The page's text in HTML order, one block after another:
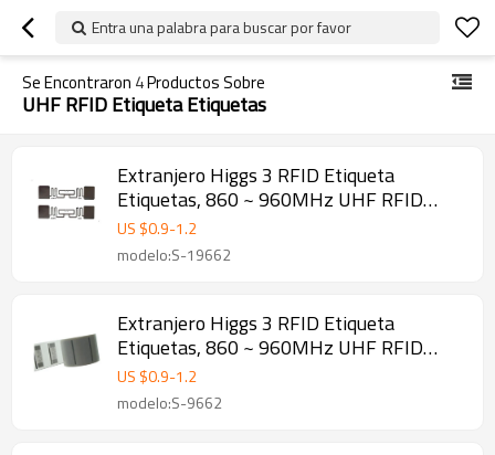
Entra una palabra para buscar por favor
Se Encontraron 4Productos Sobre
UHF RFID Etiqueta Etiquetas
Extranjero Higgs 3 RFID Etiqueta
Etiquetas, 860 ~ 960MHz UHF RFID
etiqueta
US $0.9-1.2
modelo:S-19662
Extranjero Higgs 3 RFID Etiqueta
Etiquetas, 860 ~ 960MHz UHF RFID
etiqueta
US $0.9-1.2
modelo:S-9662